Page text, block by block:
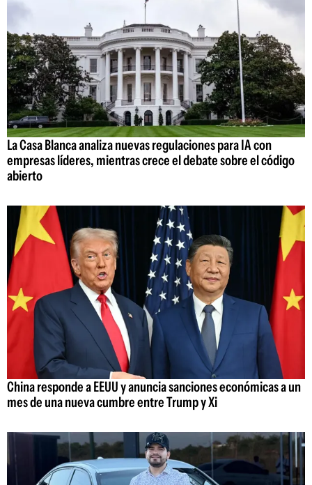
La Casa Blanca analiza nuevas regulaciones para IA con
empresas líderes, mientras crece el debate sobre el código
abierto
China responde a EEUU y anuncia sanciones económicas a un
mes de una nueva cumbre entre Trump y Xi